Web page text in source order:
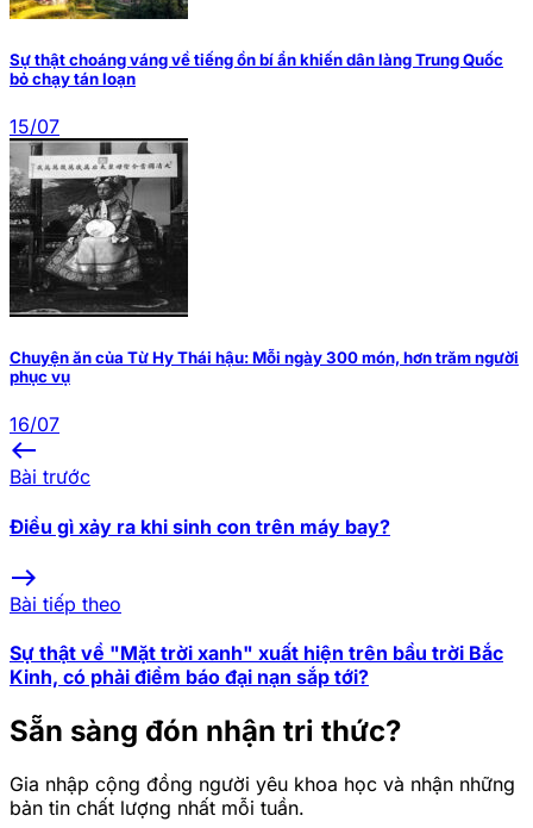
Sự thật choáng váng về tiếng ồn bí ẩn khiến dân làng Trung Quốc
bỏ chạy tán loạn
15/07
Chuyện ăn của Từ Hy Thái hậu: Mỗi ngày 300 món, hơn trăm người
phục vụ
16/07
west
Bài trước
Điều gì xảy ra khi sinh con trên máy bay?
east
Bài tiếp theo
Sự thật về "Mặt trời xanh" xuất hiện trên bầu trời Bắc
Kinh, có phải điềm báo đại nạn sắp tới?
Sẵn sàng đón nhận tri thức?
Gia nhập cộng đồng người yêu khoa học và nhận những
bản tin chất lượng nhất mỗi tuần.